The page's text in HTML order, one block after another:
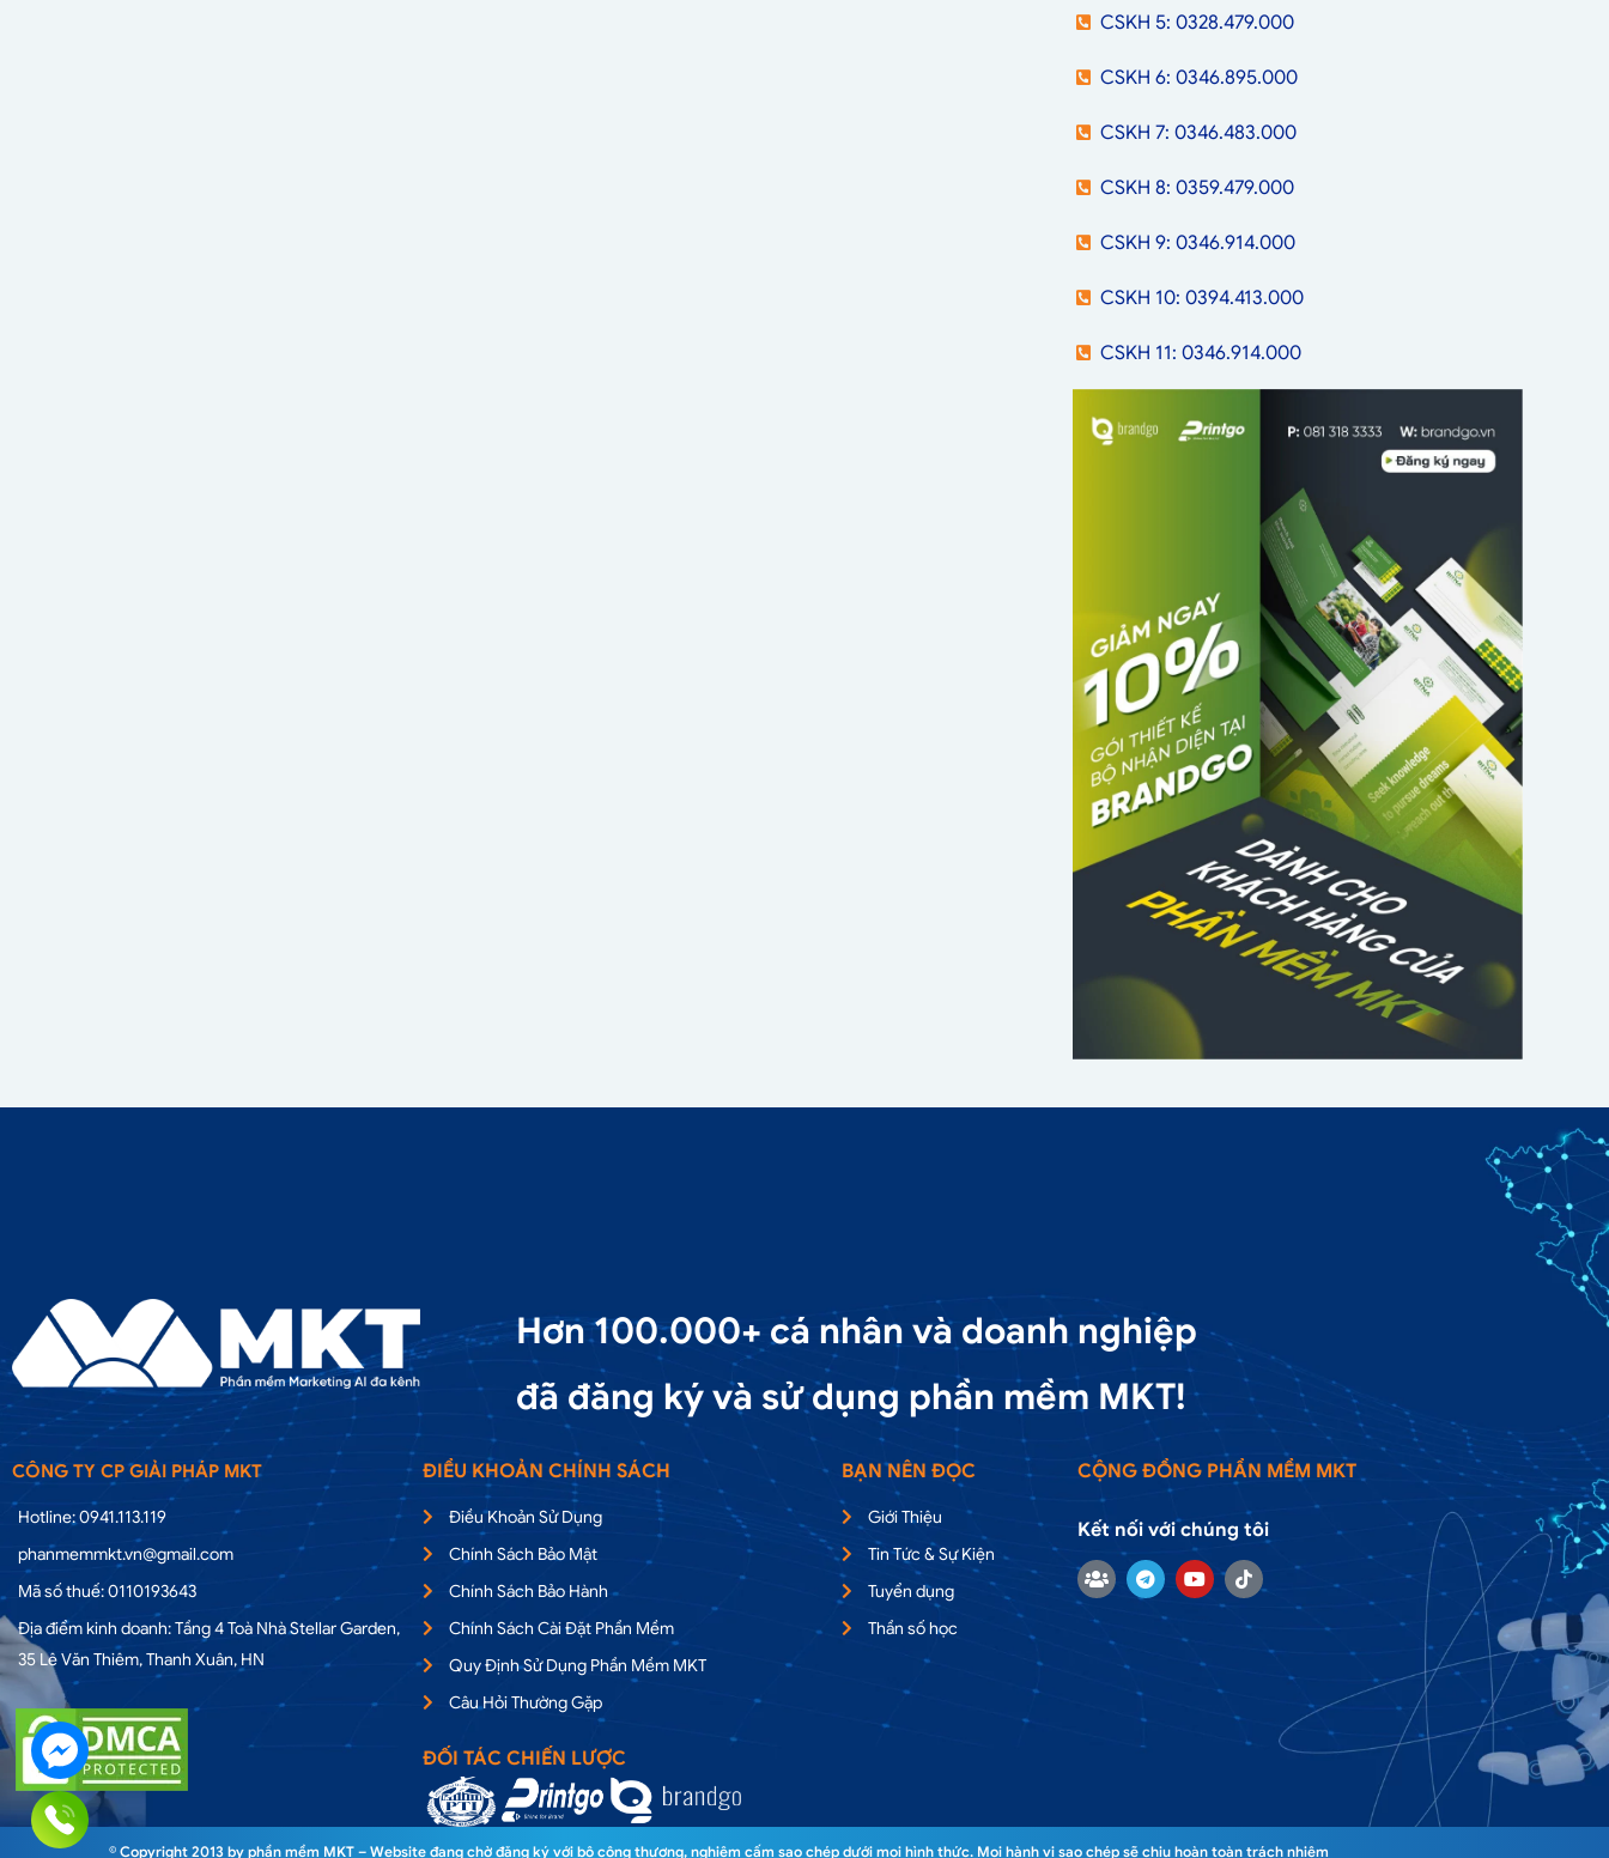
CSKH 5: 0328.479.000
CSKH 6: 0346.895.000
CSKH 7: 0346.483.000
CSKH 8: 0359.479.000
CSKH 9: 0346.914.000
CSKH 10: 0394.413.000
CSKH 11: 0346.914.000
Hơn 100.000+ cá nhân và doanh nghiệp
đã đăng ký và sử dụng phần mềm MKT!
CÔNG TY CP GIẢI PHÁP MKT
Hotline: 0941.113.119
phanmemmkt.vn@gmail.com
Mã số thuế: 0110193643
Địa điểm kinh doanh: Tầng 4 Toà Nhà Stellar Garden,
35 Lê Văn Thiêm, Thanh Xuân, HN
ĐIỀU KHOẢN CHÍNH SÁCH
Điều Khoản Sử Dụng
Chính Sách Bảo Mật
Chính Sách Bảo Hành
Chính Sách Cài Đặt Phần Mềm
Quy Định Sử Dụng Phần Mềm MKT
Câu Hỏi Thường Gặp
ĐỐI TÁC CHIẾN LƯỢC
BẠN NÊN ĐỌC
Giới Thiệu
Tin Tức & Sự Kiện
Tuyển dụng
Thần số học
CỘNG ĐỒNG PHẦN MỀM MKT
Kết nối với chúng tôi
© Copyright 2013 by phần mềm MKT – Website đang chờ đăng ký với bộ công thương, nghiêm cấm sao chép dưới mọi hình thức. Mọi hành vi sao chép sẽ chịu hoàn toàn trách nhiệm